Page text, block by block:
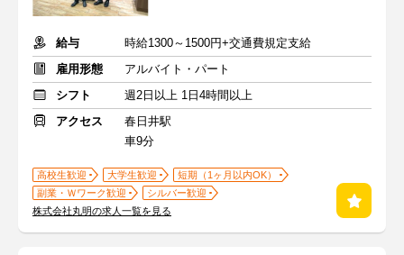
給与
時給1300～1500円+交通費規定支給
雇用形態
アルバイト・パート
シフト
週2日以上 1日4時間以上
アクセス
春日井駅
車9分
高校生歓迎 大学生歓迎
短期（1ヶ月以内OK）
副業・Ｗワーク歓迎
シルバー歓迎
株式会社丸明の求人一覧を見る